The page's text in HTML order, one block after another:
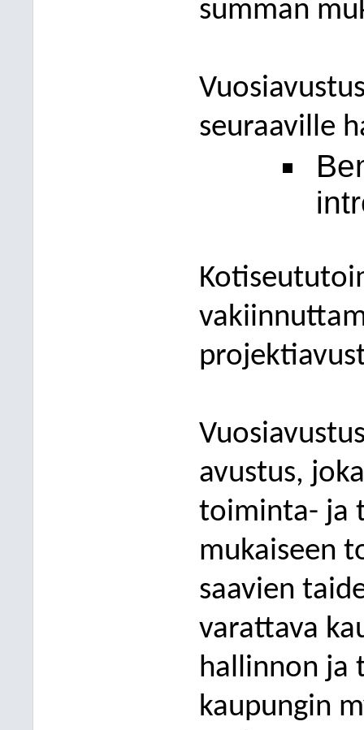
summan
seuraaville
avustus,
toiminta- ja
mukaiseen
saavien
varattava
hallinnon ja
kaupungin